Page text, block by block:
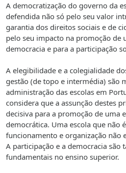
A democratização do governo da
defendida não só pelo seu valor
garantia dos direitos sociais e de
pelo seu impacto na promoção de
democracia e para a participação
A elegibilidade e a colegialidade
gestão (de topo e intermédia) são
administração das escolas em
considera que a assunção destes
decisiva para a promoção de uma
democrática. Uma escola que não
funcionamento e organização não
A participação e a democracia são
fundamentais no ensino superior.